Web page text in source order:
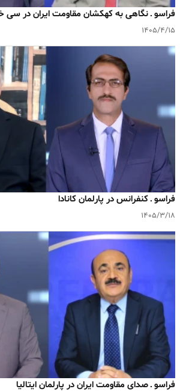
فراسو ـ نگاهی به کهکشان مقاومت ایران در سی
۱۴۰۵/۴/۱۵
فراسو ـ کنفرانس در پارلمان کانادا
۱۴۰۵/۳/۱۸
فراسو ـ صدای مقاومت ایران در پارلمان ایتالیا